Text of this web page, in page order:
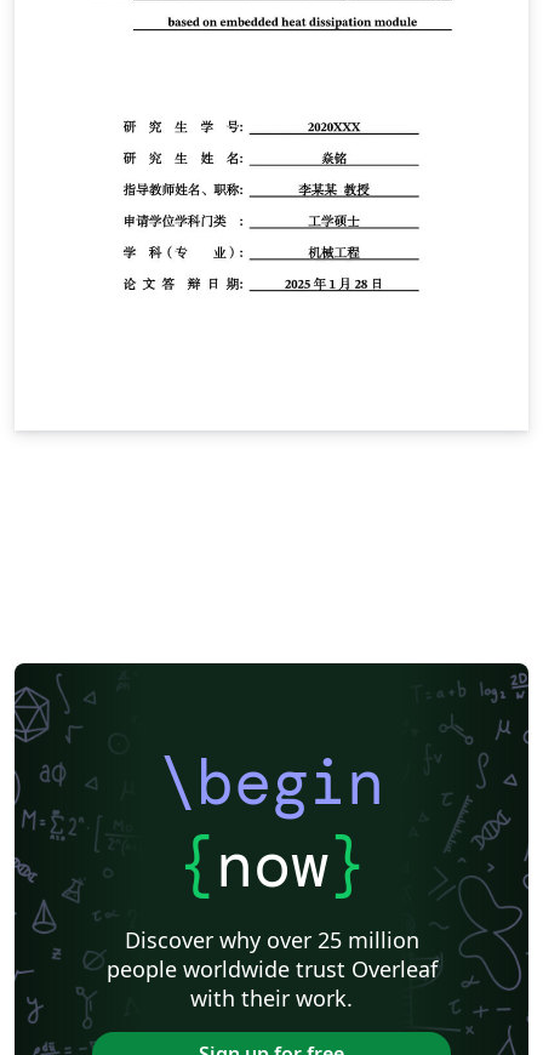
\begin
{now}
Discover why over 25 million
people worldwide trust Overleaf
with their work.